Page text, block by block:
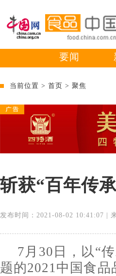
要闻
当前位置 > 首页 > 聚焦
斩获“百年传
发布时间：2021-08-02 10:41:07 |
7月30日，以“
题的2021中国食